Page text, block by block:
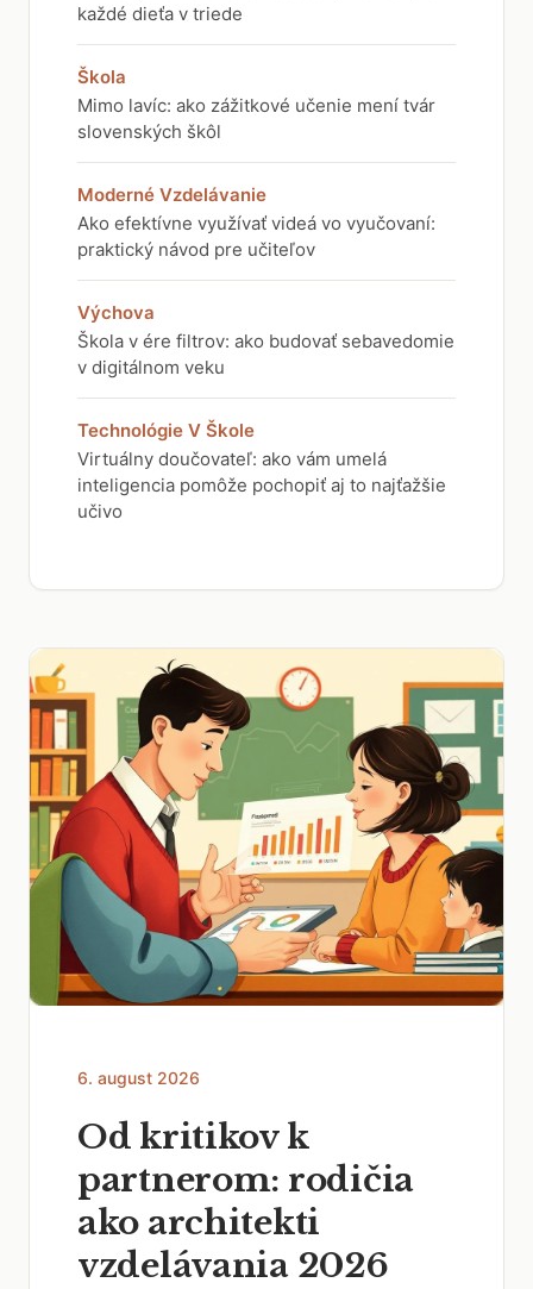
každé dieťa v triede
Škola
Mimo lavíc: ako zážitkové učenie mení tvár
slovenských škôl
Moderné Vzdelávanie
Ako efektívne využívať videá vo vyučovaní:
praktický návod pre učiteľov
Výchova
Škola v ére filtrov: ako budovať sebavedomie
v digitálnom veku
Technológie V Škole
Virtuálny doučovateľ: ako vám umelá
inteligencia pomôže pochopiť aj to najťažšie
učivo
6. august 2026
Od kritikov k
partnerom: rodičia
ako architekti
vzdelávania 2026